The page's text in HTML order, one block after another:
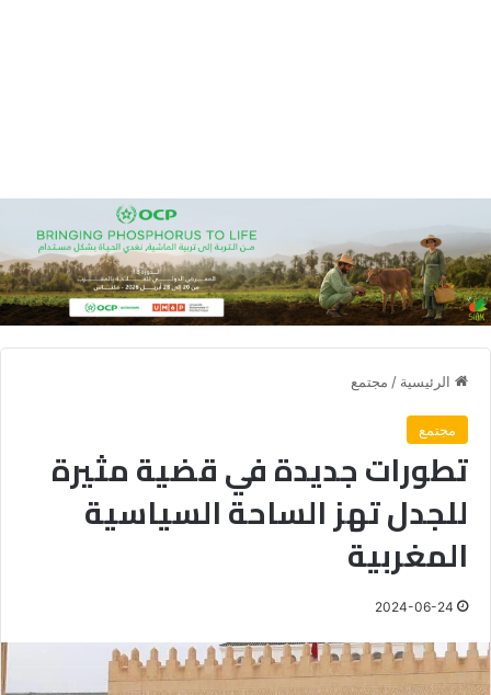
الرئيسية / مجتمع
مجتمع
تطورات جديدة في قضية مثيرة
للجدل تهز الساحة السياسية
المغربية
2024-06-24